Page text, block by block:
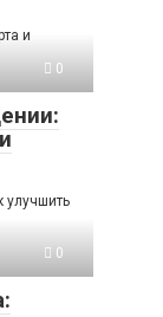
и
0
улучшить
0